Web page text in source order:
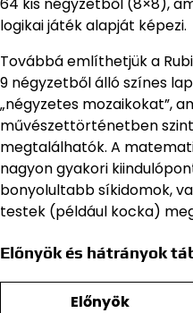
64 kis négyzetből (8×8),
logikai játék alapját képezi.
Továbbá említhetjük a
9 négyzetből álló színes
„négyzetes mozaikokat”,
művészettörténetben
megtalálhatók. A
nagyon gyakori
bonyolultabb síkidomok,
testek (például kocka)
Előnyök és hátrányok
Előnyök